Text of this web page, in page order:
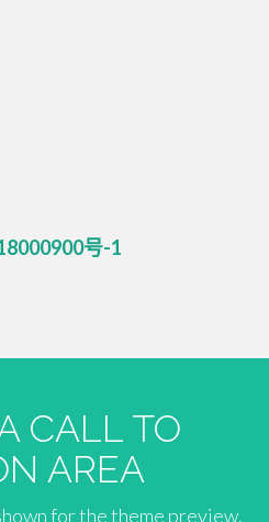
号-1
CALL TO
AREA
for the theme preview.